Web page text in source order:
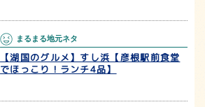
まるまる地元ネタ
【湖国のグルメ】すし浜【彦根駅前食堂
でほっこり！ランチ4品】